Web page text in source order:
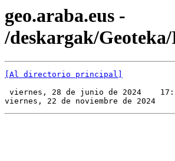
geo.araba.eus -
/deskargak/
[Al directorio principal]
viernes, 28 de junio de 2024
viernes, 22 de noviembre de